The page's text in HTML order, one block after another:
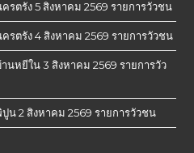
ตรัง 5 สิงหาคม 2569 รายการวัวชน
ตรัง 4 สิงหาคม 2569 รายการวัวชน
หยีใน 3 สิงหาคม 2569 รายการวัว
2 สิงหาคม 2569 รายการวัวชน